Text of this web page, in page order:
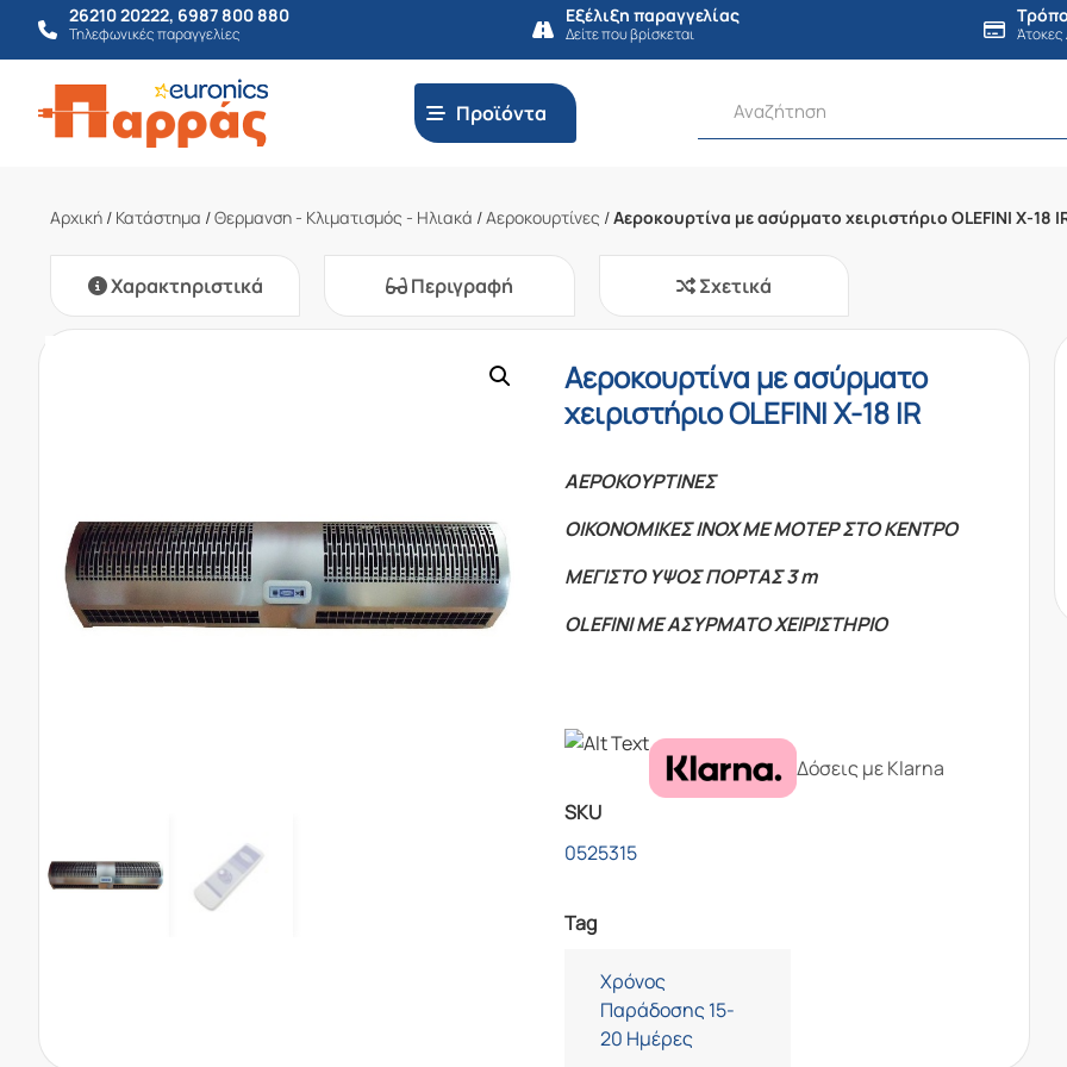
26210 20222, 6987 800 880
Τηλεφωνικές παραγγελίες
Εξέλιξη παραγγελίας
Δείτε που βρίσκεται Άτοκες
Προϊόντα
Αρχική / Κατάστημα /Θερμανση - Κλιματισμός - Ηλιακά /Αεροκουρτίνες /Αεροκουρτίνα με ασύρματο χειριστήριο OLEFINI X-18
Χαρακτηριστικά Περιγραφή Σχετικά
Αεροκουρτίνα με ασύρματο
χειριστήριο OLEFINI X-18 IR
ΑΕΡΟΚΟΥΡΤΙΝΕΣ
ΟΙΚΟΝΟΜΙΚΕΣ ΙΝΟΧ ΜΕ ΜΟΤΕΡ ΣΤΟ ΚΕΝΤΡΟ
ΜΕΓΙΣΤΟ ΥΨΟΣ ΠΟΡΤΑΣ 3 m
OLEFINI ΜΕ ΑΣΥΡΜΑΤΟ ΧΕΙΡΙΣΤΗΡΙΟ
Δόσεις με Klarna
SKU
0525315
Tag
Χρόνος
Παράδοσης 15-
20 Ημέρες